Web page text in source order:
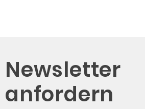
Newsletter
anfordern